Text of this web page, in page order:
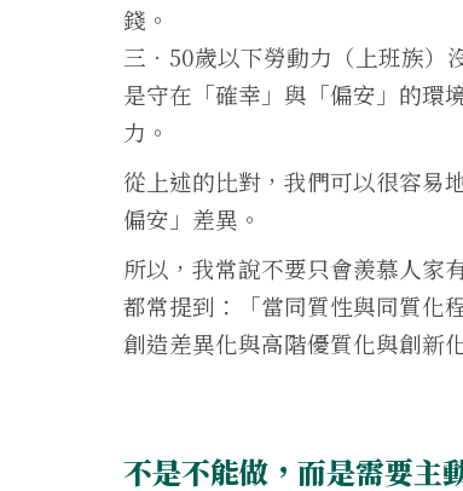
錢。
三．50歲以下勞動力（上班族）
是守在「確幸」與「偏安」的環
力。
從上述的比對，我們可以很容易
偏安」差異。
所以，我常說不要只會羨慕人家
都常提到：「當同質性與同質化
創造差異化與高階優質化與創新化
不是不能做，而是需要主